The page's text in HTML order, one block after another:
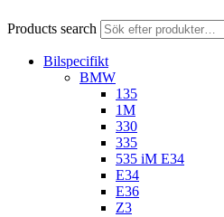
Products search
Bilspecifikt
BMW
135
1M
330
335
535 iM E34
E34
E36
Z3